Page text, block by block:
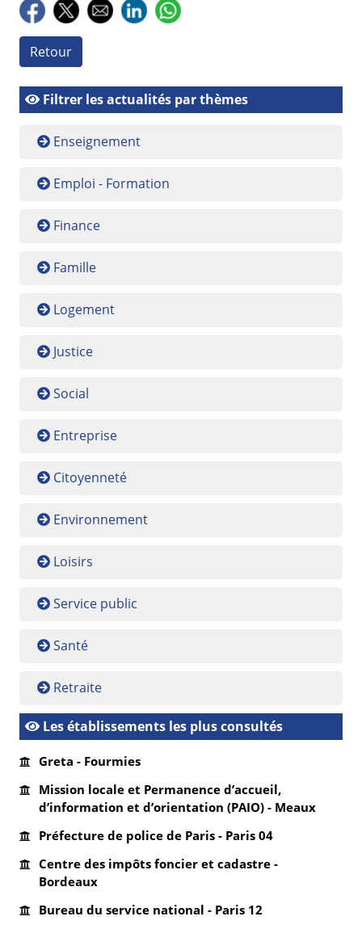
Retour
Filtrer les actualités par thèmes
Enseignement
Emploi - Formation
Finance
Famille
Logement
Justice
Social
Entreprise
Citoyenneté
Environnement
Loisirs
Service public
Santé
Retraite
Les établissements les plus consultés
Greta - Fourmies
Mission locale et Permanence d’accueil,
d’information et d’orientation (PAIO) - Meaux
Préfecture de police de Paris - Paris 04
Centre des impôts foncier et cadastre -
Bordeaux
Bureau du service national - Paris 12